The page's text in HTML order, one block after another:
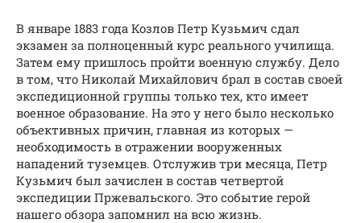
В январе 1883 года Козлов Петр Кузьмич сдал
экзамен за полноценный курс реального училища.
Затем ему пришлось пройти военную службу. Дело
в том, что Николай Михайлович брал в состав своей
экспедиционной группы только тех, кто имеет
военное образование. На это у него было несколько
объективных причин, главная из которых —
необходимость в отражении вооруженных
нападений туземцев. Отслужив три месяца, Петр
Кузьмич был зачислен в состав четвертой
экспедиции Пржевальского. Это событие герой
нашего обзора запомнил на всю жизнь.